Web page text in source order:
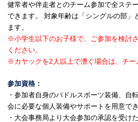
健常者や伴走者とのチーム参加で全ステ
できます。 対象年齢は「シングルの部」
ます。
※小学生以下のお子様で、ご参加を検討
ください。
※カヤックを2人以上で漕ぐ場合は、チー
参加資格：
・参加者自身のパドルスポーツ装備、自
会に必要な個人装備やサポートを用意で
・大会事務局より大会参加の承認を受け